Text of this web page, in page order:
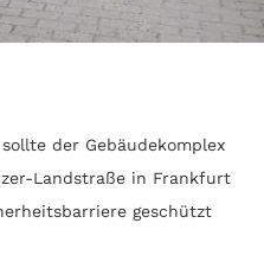
der Gebäudekomplex
Landstraße in Frankfurt
geschützt